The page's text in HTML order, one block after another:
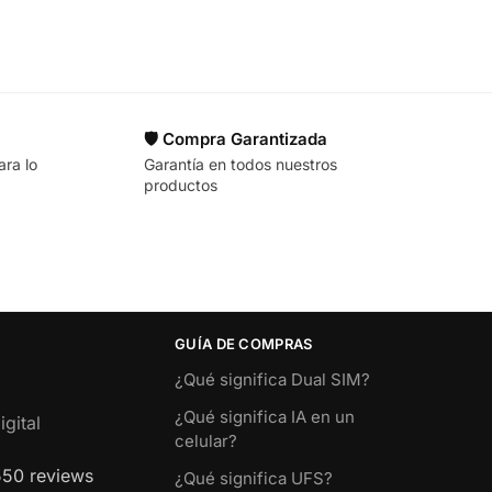
lo
🛡️ Compra Garantizada
Garantía en todos nuestros
productos
reviews
GUÍA DE COMPRAS
¿Qué significa Dual SIM?
¿Qué significa IA en un
celular?
¿Qué significa UFS?